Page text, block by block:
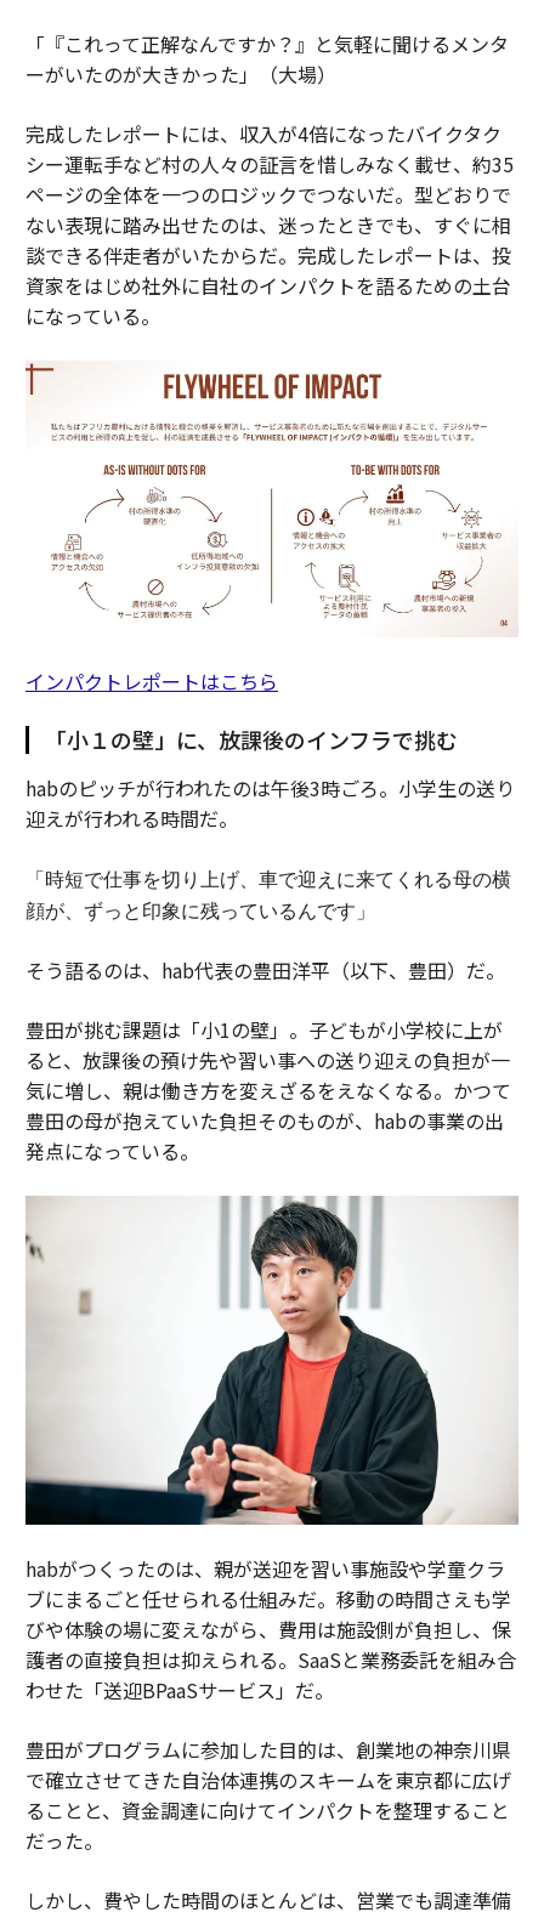
「『これって正解なんですか？』と気軽に聞けるメンタ
ーがいたのが大きかった」（大場）
完成したレポートには、収入が4倍になったバイクタク
シー運転手など村の人々の証言を惜しみなく載せ、約35
ページの全体を一つのロジックでつないだ。型どおりで
ない表現に踏み出せたのは、迷ったときでも、すぐに相
談できる伴走者がいたからだ。完成したレポートは、投
資家をはじめ社外に自社のインパクトを語るための土台
になっている。
インパクトレポートはこちら
「小１の壁」に、放課後のインフラで挑む
habのピッチが行われたのは午後3時ごろ。小学生の送り
迎えが行われる時間だ。
「時短で仕事を切り上げ、車で迎えに来てくれる母の横
顔が、ずっと印象に残っているんです」
そう語るのは、hab代表の豊田洋平（以下、豊田）だ。
豊田が挑む課題は「小1の壁」。子どもが小学校に上が
ると、放課後の預け先や習い事への送り迎えの負担が一
気に増し、親は働き方を変えざるをえなくなる。かつて
豊田の母が抱えていた負担そのものが、habの事業の出
発点になっている。
habがつくったのは、親が送迎を習い事施設や学童クラ
ブにまるごと任せられる仕組みだ。移動の時間さえも学
びや体験の場に変えながら、費用は施設側が負担し、保
護者の直接負担は抑えられる。SaaSと業務委託を組み合
わせた「送迎BPaaSサービス」だ。
豊田がプログラムに参加した目的は、創業地の神奈川県
で確立させてきた自治体連携のスキームを東京都に広げ
ることと、資金調達に向けてインパクトを整理すること
だった。
しかし、費やした時間のほとんどは、営業でも調達準備